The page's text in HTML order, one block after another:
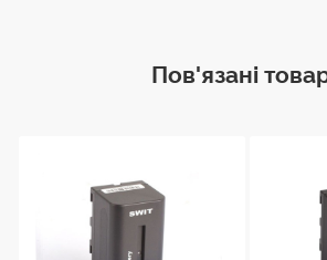
камерами
SONY FX2 / FX3 / FX3A / FX30
SONY A7C, A7C II, A7S III, A7 III, A7 IV,
Пов'язані